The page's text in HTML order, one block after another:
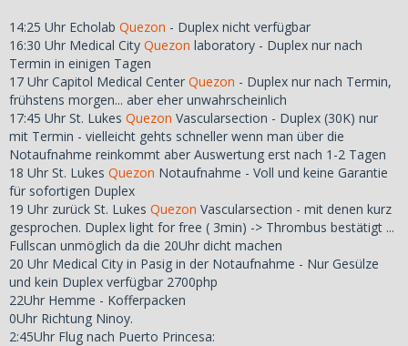
14:25 Uhr Echolab Quezon - Duplex nicht verfügbar
16:30 Uhr Medical City Quezon laboratory - Duplex nur nach
Termin in einigen Tagen
17 Uhr Capitol Medical Center Quezon - Duplex nur nach Termin,
frühstens morgen... aber eher unwahrscheinlich
17:45 Uhr St. Lukes Quezon Vascularsection - Duplex (30K) nur
mit Termin - vielleicht gehts schneller wenn man über die
Notaufnahme reinkommt aber Auswertung erst nach 1-2 Tagen
18 Uhr St. Lukes Quezon Notaufnahme - Voll und keine Garantie
für sofortigen Duplex
19 Uhr zurück St. Lukes Quezon Vascularsection - mit denen kurz
gesprochen. Duplex light for free ( 3min) -> Thrombus bestätigt ...
Fullscan unmöglich da die 20Uhr dicht machen
20 Uhr Medical City in Pasig in der Notaufnahme - Nur Gesülze
und kein Duplex verfügbar 2700php
22Uhr Hemme - Kofferpacken
0Uhr Richtung Ninoy.
2:45Uhr Flug nach Puerto Princesa: